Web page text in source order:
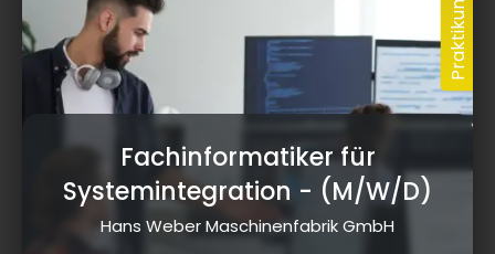
Fachinformatiker für
Systemintegration - (M/W/D)
Hans Weber Maschinenfabrik GmbH